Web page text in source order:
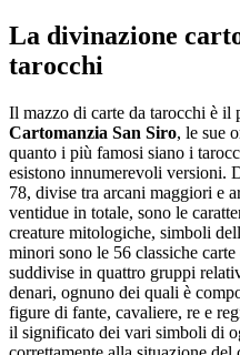
La divinazione
tarocchi
Il mazzo di carte da tarocchi è il
Cartomanzia San Siro, le sue
quanto i più famosi siano i
esistono innumerevoli versioni.
78, divise tra arcani maggiori e
ventidue in totale, sono le
creature mitologiche, simboli
minori sono le 56 classiche
suddivise in quattro gruppi
denari, ognuno dei quali è
figure di fante, cavaliere, re e
il significato dei vari simboli di